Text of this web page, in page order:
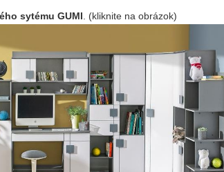
sytému GUMI. (kliknite na obrázok)